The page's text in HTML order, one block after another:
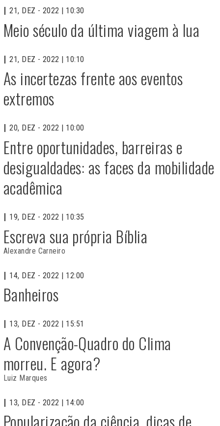
21, DEZ - 2022 | 10:30
Meio século da última viagem à lua
21, DEZ - 2022 | 10:10
As incertezas frente aos eventos
extremos
20, DEZ - 2022 | 10:00
Entre oportunidades, barreiras e
desigualdades: as faces da mobilidade
acadêmica
19, DEZ - 2022 | 10:35
Escreva sua própria Bíblia
Alexandre Carneiro
14, DEZ - 2022 | 12:00
Banheiros
13, DEZ - 2022 | 15:51
A Convenção-Quadro do Clima
morreu. E agora?
Luiz Marques
13, DEZ - 2022 | 14:00